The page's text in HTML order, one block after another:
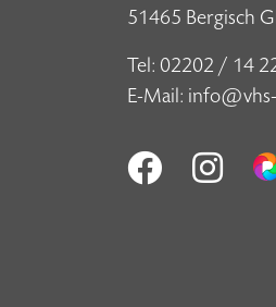
51465 Bergisch
Tel: 02202 / 14
E-Mail: